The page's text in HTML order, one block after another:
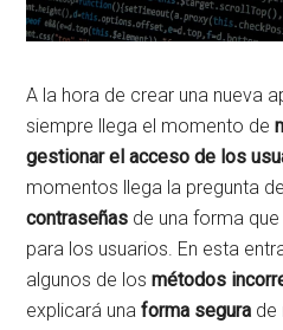
A la hora de crear una nueva
siempre llega el momento de
gestionar el acceso de los
momentos llega la pregunta
contraseñas de una forma
para los usuarios. En esta
algunos de losmétodos
explicará unaforma segura de